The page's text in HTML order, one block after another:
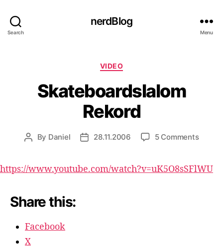
Search
nerdBlog
Menu
Categories
VIDEO
Skateboardslalom
Rekord
Post
By Daniel
Post28.11.2006 5 Commentson
https://www.youtube.com/watch?v=uK5O8sSFlWU
Share this:
Facebook
X